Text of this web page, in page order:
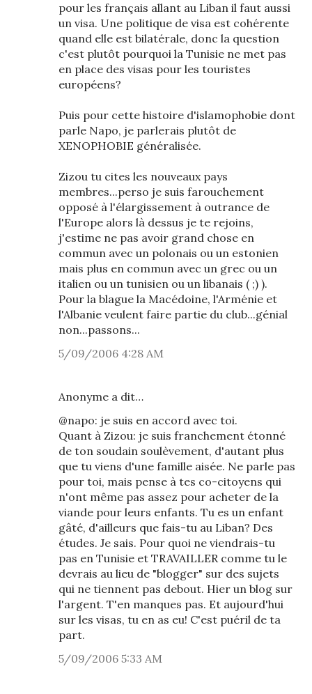
pour les français allant au Liban il faut aussi
un visa. Une politique de visa est cohérente
quand elle est bilatérale, donc la question
c'est plutôt pourquoi la Tunisie ne met pas
en place des visas pour les touristes
européens?
Puis pour cette histoire d'islamophobie dont
parle Napo, je parlerais plutôt de
XENOPHOBIE généralisée.
Zizou tu cites les nouveaux pays
membres...perso je suis farouchement
opposé à l'élargissement à outrance de
l'Europe alors là dessus je te rejoins,
j'estime ne pas avoir grand chose en
commun avec un polonais ou un estonien
mais plus en commun avec un grec ou un
italien ou un tunisien ou un libanais ( ;) ).
Pour la blague la Macédoine, l'Arménie et
l'Albanie veulent faire partie du club...génial
non...passons...
5/09/2006 4:28 AM
Anonyme a dit…
@napo: je suis en accord avec toi.
Quant à Zizou: je suis franchement étonné
de ton soudain soulèvement, d'autant plus
que tu viens d'une famille aisée. Ne parle pas
pour toi, mais pense à tes co-citoyens qui
n'ont même pas assez pour acheter de la
viande pour leurs enfants. Tu es un enfant
gâté, d'ailleurs que fais-tu au Liban? Des
études. Je sais. Pour quoi ne viendrais-tu
pas en Tunisie et TRAVAILLER comme tu le
devrais au lieu de "blogger" sur des sujets
qui ne tiennent pas debout. Hier un blog sur
l'argent. T'en manques pas. Et aujourd'hui
sur les visas, tu en as eu! C'est puéril de ta
part.
5/09/2006 5:33 AM